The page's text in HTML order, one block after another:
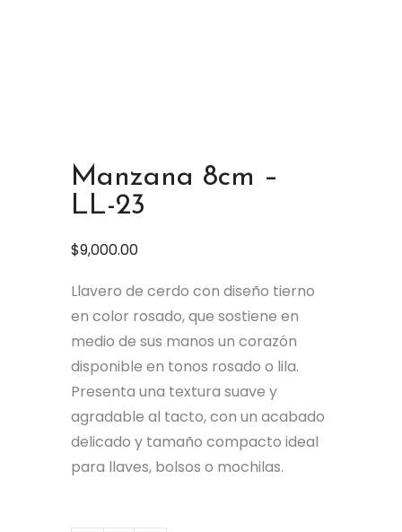
Manzana 8cm –
LL-23
$9,000.00
Llavero de cerdo con diseño tierno
en color rosado, que sostiene en
medio de sus manos un corazón
disponible en tonos rosado o lila.
Presenta una textura suave y
agradable al tacto, con un acabado
delicado y tamaño compacto ideal
para llaves, bolsos o mochilas.